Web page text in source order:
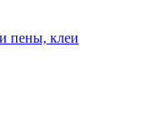
пены, клеи